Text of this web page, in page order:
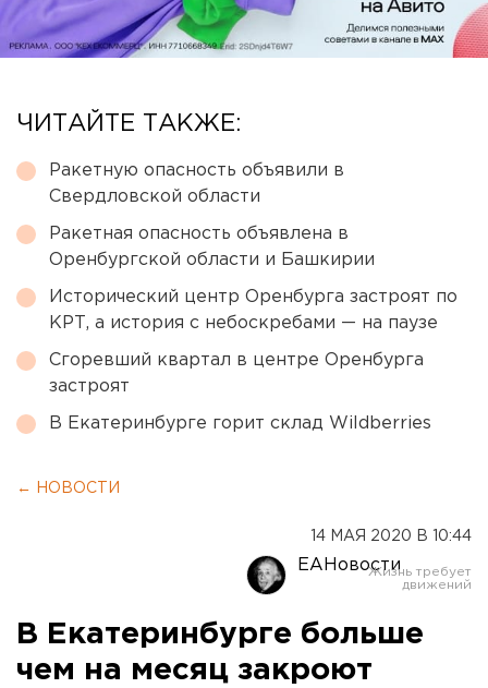
ЧИТАЙТЕ ТАКЖЕ:
Ракетную опасность объявили в
Свердловской области
Ракетная опасность объявлена в
Оренбургской области и Башкирии
Исторический центр Оренбурга застроят по
КРТ, а история с небоскребами — на паузе
Сгоревший квартал в центре Оренбурга
застроят
В Екатеринбурге горит склад Wildberries
← НОВОСТИ
14 МАЯ 2020 В 10:44
ЕАНовости
В Екатеринбурге больше
чем на месяц закроют